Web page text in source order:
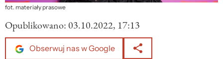
fot. materiały prasowe
Opublikowano: 03.10.2022, 17:13
Obserwuj nas w Google